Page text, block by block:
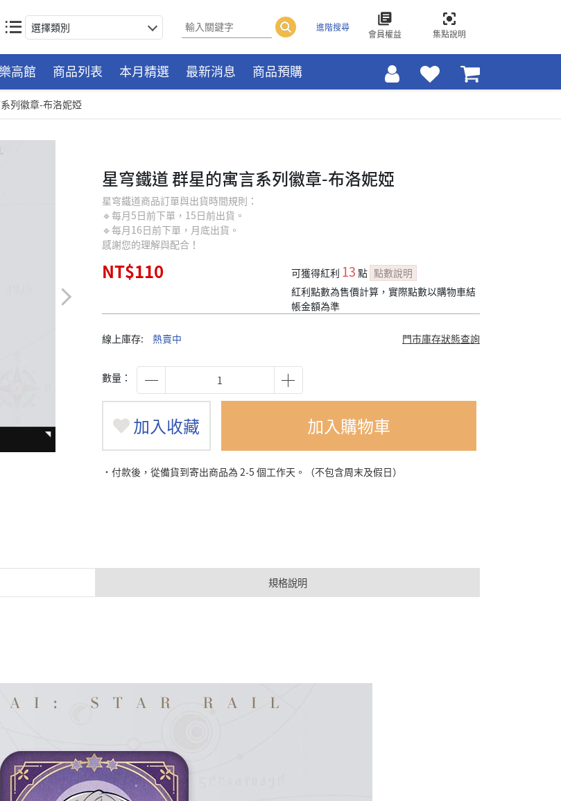
選擇類別 進階搜尋
會員權益 集點說明
樂高館 商品列表 本月精選 最新消息 商品預購
列徽章-布洛妮婭
星穹鐵道 群星的寓言系列徽章-布洛妮婭
星穹鐵道商品訂單與出貨時間規則：
🔹每月5日前下單，15日前出貨。
🔹每月16日前下單，月底出貨。
感謝您的理解與配合！
NT$110 可獲得紅利 13 點 點數說明
紅利點數為售價計算，實際點數以購物車結
帳金額為準
線上庫存: 熱賣中 門市庫存狀態查詢
數量：
加入收藏 加入購物車
˙付款後，從備貨到寄出商品為 2-5 個工作天。（不包含周末及假日）
規格說明